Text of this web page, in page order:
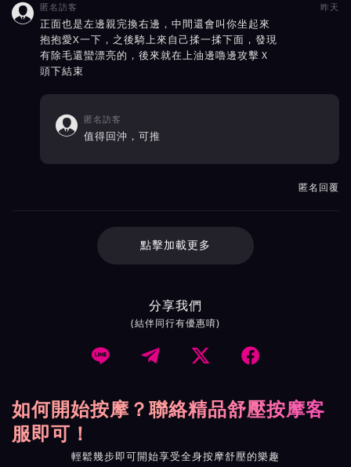
 匿名訪客 昨天
正面也是左邊親完換右邊，中間還會叫你坐起來
抱抱愛X一下，之後騎上來自己揉一揉下面，發現
有除毛還蠻漂亮的，後來就在上油邊嚕邊攻擊Ｘ
頭下結束
 匿名訪客
值得回沖，可推
匿名回覆
點擊加載更多
分享我們
(結伴同行有優惠唷)
   
如何開始按摩？聯絡精品舒壓按摩客
服即可！
輕鬆幾步即可開始享受全身按摩舒壓的樂趣